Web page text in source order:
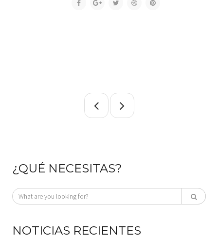
¿QUÉ NECESITAS?
NOTICIAS RECIENTES